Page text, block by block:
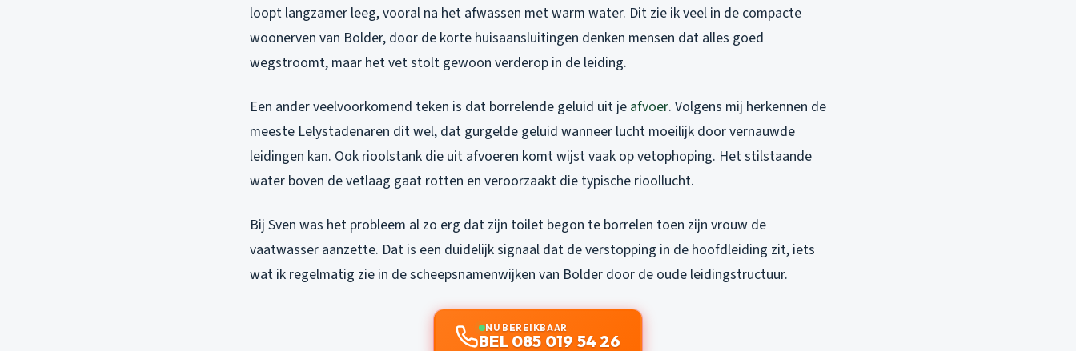
loopt langzamer leeg, vooral na het afwassen met warm water. Dit zie ik veel in de compacte
woonerven van Bolder, door de korte huisaansluitingen denken mensen dat alles goed
wegstroomt, maar het vet stolt gewoon verderop in de leiding.
Een ander veelvoorkomend teken is dat borrelende geluid uit je afvoer. Volgens mij herkennen de
meeste Lelystadenaren dit wel, dat gurgelde geluid wanneer lucht moeilijk door vernauwde
leidingen kan. Ook rioolstank die uit afvoeren komt wijst vaak op vetophoping. Het stilstaande
water boven de vetlaag gaat rotten en veroorzaakt die typische rioollucht.
Bij Sven was het probleem al zo erg dat zijn toilet begon te borrelen toen zijn vrouw de
vaatwasser aanzette. Dat is een duidelijk signaal dat de verstopping in de hoofdleiding zit, iets
wat ik regelmatig zie in de scheepsnamenwijken van Bolder door de oude leidingstructuur.
NU BEREIKBAAR
BEL 085 019 54 26